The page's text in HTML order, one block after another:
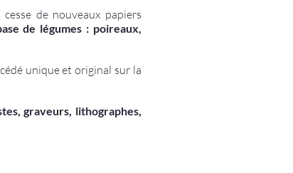
de nouveaux papiers
de légumes : poireaux,
unique et original sur la
graveurs, lithographes,